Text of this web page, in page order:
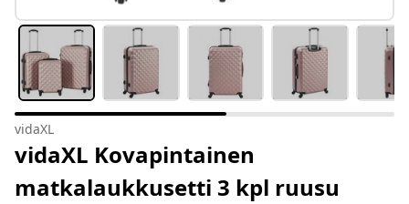
vidaXL
vidaXL Kovapintainen
matkalaukkusetti 3 kpl ruusu